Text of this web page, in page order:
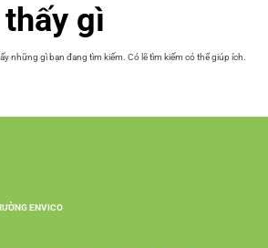
gì
những gì bạn đang tìm kiếm. Có lẽ tìm kiếm có thể giúp ích.
ENVICO